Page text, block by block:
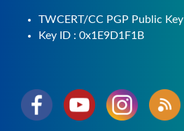
TWCERT/CC PGP Public Key
Key ID : 0x1E9D1F1B